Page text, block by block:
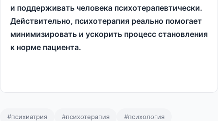
и поддерживать человека психотерапевтически.
Действительно, психотерапия реально помогает
минимизировать и ускорить процесс становления
к норме пациента.
#психиатрия #психотерапия #психология